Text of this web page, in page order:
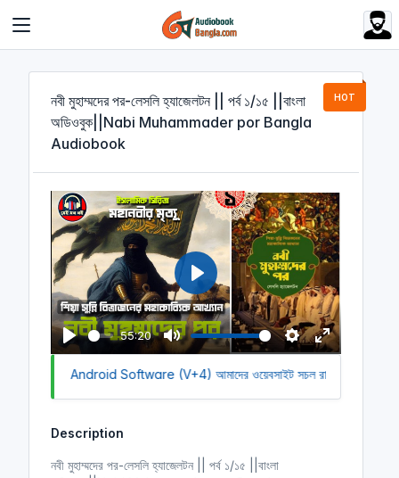
নবী মুহাম্মদের পর-লেসলি হ্যাজেলটন || পর্ব ১/১৫ ||বাংলা
অডিওবুক||Nabi Muhammader por Bangla
Audiobook
HOT
P
l
55:20
M
u
S
e
E
n
P
l
a
y
Android Software (V+4) আমাদের ওয়েবসাইট সচল রাখতে আমাদের
Description
নবী মুহাম্মদের পর-লেসলি হ্যাজেলটন || পর্ব ১/১৫ ||বাংলা